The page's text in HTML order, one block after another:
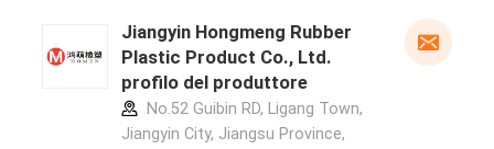
Jiangyin Hongmeng Rubber
Plastic Product Co., Ltd.
profilo del produttore
No.52 Guibin RD, Ligang Town,
Jiangyin City, Jiangsu Province,